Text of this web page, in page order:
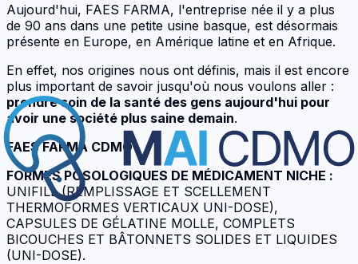
Aujourd'hui, FAES FARMA, l'entreprise née il y a plus
de 90 ans dans une petite usine basque, est désormais
présente en Europe, en Amérique latine et en Afrique.
En effet, nos origines nous ont définis, mais il est encore
plus important de savoir jusqu'où nous voulons aller :
prendre soin de la santé des gens aujourd'hui pour
avoir une société plus saine demain.
FAES FARMA CDMO
FORMES POSOLOGIQUES DE MÉDICAMENT NICHE :
UNIFILL (REMPLISSAGE ET SCELLEMENT
THERMOFORMES VERTICAUX UNI-DOSE),
CAPSULES DE GÉLATINE MOLLE, COMPLETS
BICOUCHES ET BÂTONNETS SOLIDES ET LIQUIDES
(UNI-DOSE).